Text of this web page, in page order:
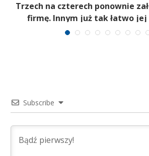
Trzech na czterech ponownie
firmę. Innym już tak łatwo
Subscribe